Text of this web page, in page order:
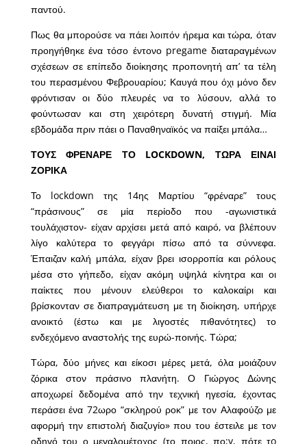
παντού.
Πως θα μπορούσε να πάει λοιπόν ήρεμα και τώρα, όταν
προηγήθηκε ένα τόσο έντονο pregame διαταραγμένων
σχέσεων σε επίπεδο διοίκησης προπονητή απ’ τα τέλη
του περασμένου Φεβρουαρίου; Καυγά που όχι μόνο δεν
φρόντισαν οι δύο πλευρές να το λύσουν, αλλά το
φούντωσαν και στη χειρότερη δυνατή στιγμή. Μία
εβδομάδα πριν πάει ο Παναθηναϊκός να παίξει μπάλα…
ΤΟΥΣ ΦΡΕΝΑΡΕ ΤΟ LOCKDOWN, ΤΩΡΑ ΕΙΝΑΙ
ΖΟΡΙΚΑ
Το lockdown της 14ης Μαρτίου “φρέναρε” τους
“πράσινους” σε μία περίοδο που -αγωνιστικά
τουλάχιστον- είχαν αρχίσει μετά από καιρό, να βλέπουν
λίγο καλύτερα το φεγγάρι πίσω από τα σύννεφα.
Έπαιζαν καλή μπάλα, είχαν βρει ισορροπία και ρόλους
μέσα στο γήπεδο, είχαν ακόμη υψηλά κίνητρα και οι
παίκτες που μένουν ελεύθεροι το καλοκαίρι και
βρίσκονταν σε διαπραγμάτευση με τη διοίκηση, υπήρχε
ανοικτό (έστω και με λιγοστές πιθανότητες) το
ενδεχόμενο αναστολής της ευρώ-ποινής. Τώρα;
Τώρα, δύο μήνες και είκοσι μέρες μετά, όλα μοιάζουν
ζόρικα στον πράσινο πλανήτη. Ο Γιώργος Δώνης
αποχωρεί δεδομένα από την τεχνική ηγεσία, έχοντας
περάσει ένα 72ωρο “σκληρού ροκ” με τον Αλαφούζο με
αφορμή την επιστολή διαζυγίο» που του έστειλε με τον
οδηγό του ο μεγαλομέτοχος (το ποιος, πο;y, πότε τo